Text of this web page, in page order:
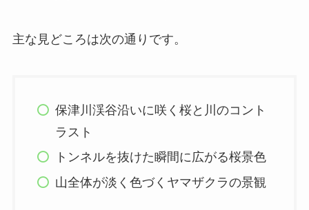
主な見どころは次の通りです。
保津川渓谷沿いに咲く桜と川のコント
ラスト
トンネルを抜けた瞬間に広がる桜景色
山全体が淡く色づくヤマザクラの景観